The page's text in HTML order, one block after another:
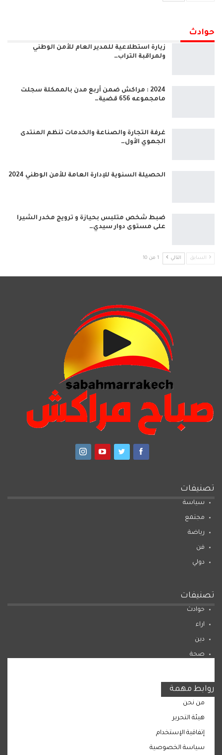
حوادث
زيارة استطلاعية للمدير العام للأمن الوطني
ولمراقبة التراب…
2024 : مراكش ضمن أربع مدن بالممكلة سجلت
مامجموعه 656 قضية…
غرفة التجارة والصناعة والخدمات تنظم المنتدى
الجهوي الأول…
الحصيلة السنوية للإدارة العامة للأمن الوطني 2024
ضبط شخص متلبس بحيازة و ترويج مخدر الشيرا
على مستوى دوار سيدي…
السابق التالي 1 من 10
تصنيفات
سياسة
مجتمع
رياضة
فن
دولي
تصنيفات
حوادث
اراء
دين
صحة
روابط مهمة
من نحن
هيئة التحرير
إتفاقية الإستخدام
سياسة الخصوصية